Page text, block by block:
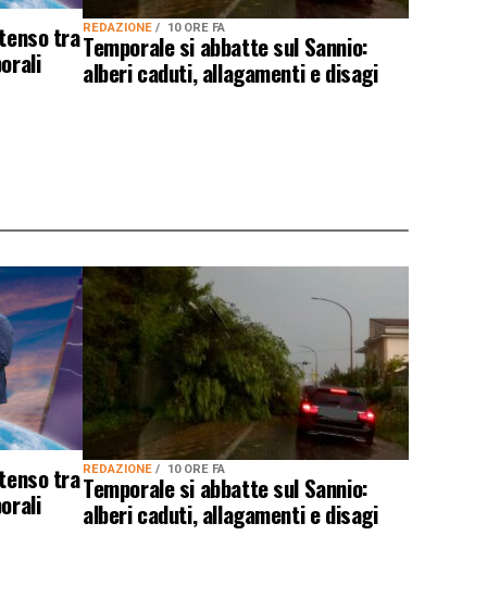
tra REDAZIONE 10 ORE FA
Temporale si abbatte sul Sannio:
alberi caduti, allagamenti e disagi
tra REDAZIONE 10 ORE FA
Temporale si abbatte sul Sannio:
alberi caduti, allagamenti e disagi